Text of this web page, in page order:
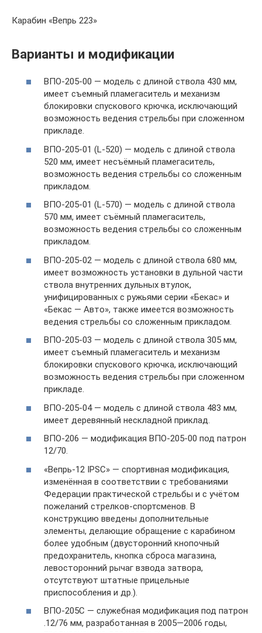
Карабин «Вепрь 223»
Варианты и модификации
ВПО-205-00 — модель с длиной ствола 430 мм,
имеет съемный пламегаситель и механизм
блокировки спускового крючка, исключающий
возможность ведения стрельбы при сложенном
прикладе.
ВПО-205-01 (L-520) — модель с длиной ствола
520 мм, имеет несъёмный пламегаситель,
возможность ведения стрельбы со сложенным
прикладом.
ВПО-205-01 (L-570) — модель с длиной ствола
570 мм, имеет съёмный пламегаситель,
возможность ведения стрельбы со сложенным
прикладом.
ВПО-205-02 — модель с длиной ствола 680 мм,
имеет возможность установки в дульной части
ствола внутренних дульных втулок,
унифицированных с ружьями серии «Бекас» и
«Бекас — Авто», также имеется возможность
ведения стрельбы со сложенным прикладом.
ВПО-205-03 — модель с длиной ствола 305 мм,
имеет съемный пламегаситель и механизм
блокировки спускового крючка, исключающий
возможность ведения стрельбы при сложенном
прикладе.
ВПО-205-04 — модель с длиной ствола 483 мм,
имеет деревянный нескладной приклад.
ВПО-206 — модификация ВПО-205-00 под патрон
12/70.
«Вепрь-12 IPSC» — спортивная модификация,
изменённая в соответствии с требованиями
Федерации практической стрельбы и с учётом
пожеланий стрелков-спортсменов. В
конструкцию введены дополнительные
элементы, делающие обращение с карабином
более удобным (двусторонний кнопочный
предохранитель, кнопка сброса магазина,
левосторонний рычаг взвода затвора,
отсутствуют штатные прицельные
приспособления и др.).
ВПО-205С — служебная модификация под патрон
.12/76 мм, разработанная в 2005—2006 годы,